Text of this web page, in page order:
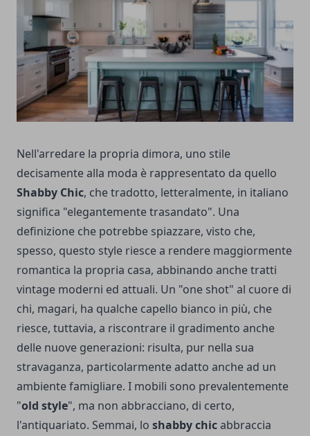
Nell'arredare la propria dimora, uno stile
decisamente alla moda è rappresentato da quello
Shabby Chic, che tradotto, letteralmente, in italiano
significa "elegantemente trasandato". Una
definizione che potrebbe spiazzare, visto che,
spesso, questo style riesce a rendere maggiormente
romantica la propria casa, abbinando anche tratti
vintage moderni ed attuali. Un "one shot" al cuore di
chi, magari, ha qualche capello bianco in più, che
riesce, tuttavia, a riscontrare il gradimento anche
delle nuove generazioni: risulta, pur nella sua
stravaganza, particolarmente adatto anche ad un
ambiente famigliare. I mobili sono prevalentemente
"old style", ma non abbracciano, di certo,
l'antiquariato. Semmai, lo shabby chicabbraccia